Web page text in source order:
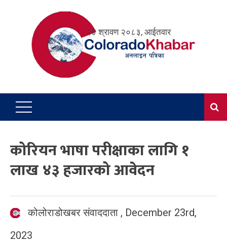
२४ श्रावण २०८३, आईतवार
कोरियन भाषा परीक्षाका लागि १
लाख ४३ हजारको आवेदन
कोलोराडोखबर संवाददाता , December 23rd,
2023